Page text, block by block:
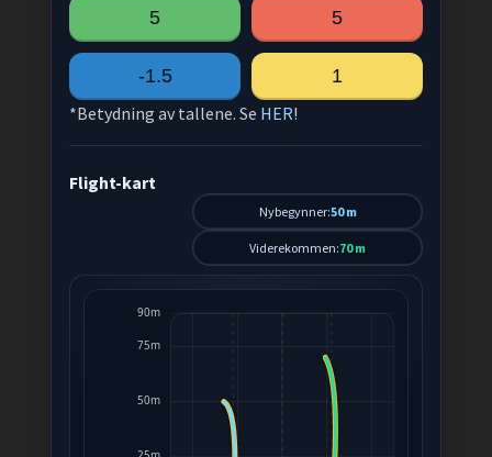
5 5
-1.5
1
*Betydning av tallene. Se HER!
Flight-kart
Nybegynner:50 m
Viderekommen:70 m
50m
75m
90m